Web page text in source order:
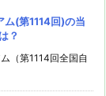
(第1114回)の当
？
（第1114回全国自